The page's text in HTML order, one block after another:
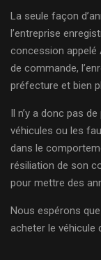
La seule façon
l’entreprise
concession
de commande,
préfecture et bien
Il n’y a donc pas
véhicules ou les
dans le
résiliation de son
pour mettre des
Nous espérons
acheter le véhicule